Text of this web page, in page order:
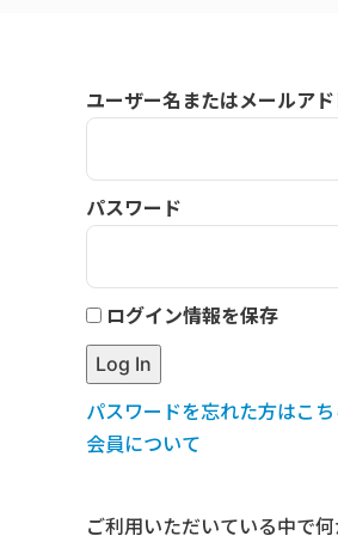
ユーザー名またはメールア
パスワード
ログイン情報を保存
パスワードを忘れた方はこち
会員について
ご利用いただいている中で